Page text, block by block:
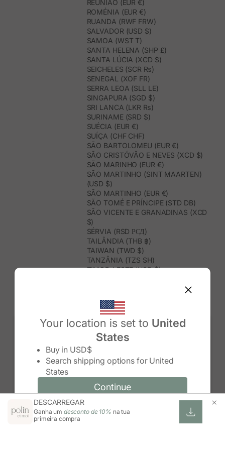
Your location is set to United
States
Buy in USD$
Search shipping options for United
States
Continue
Change country/region and language
Change country/region
Continue
REUNIÃO (EUR €)
ROMÉNIA (EUR €)
RUANDA (RWF FRW)
SALVADOR (USD $)
SAMOA (WST T)
SANTA HELENA (SHP £)
SANTA LÚCIA (XCD $)
SEICHELES (SCR ₨)
SENEGAL (XOF FR)
SERRA LEOA (SLL LE)
SINGAPURA (SGD $)
SRI LANCA (LKR ₨)
SURINAME (SRD $)
SUÉCIA (EUR €)
SUÍÇA (CHF CHF)
SÃO BARTOLOMEU (EUR €)
SÃO CRISTÓVÃO E NEVES (XCD $)
SÃO MARINHO (EUR €)
SÃO MARTINHO (SINT MAARTEN)
(USD $)
SÃO MARTINHO (EUR €)
SÃO TOMÉ E PRÍNCIPE (STD DB)
SÃO VICENTE E GRANADINAS (XCD
$)
SÉRVIA (RSD РСД)
TAILÂNDIA (THB ฿)
TAIWAN (TWD $)
TANZÂNIA (TZS SH)
TIMOR-LESTE (USD $)
TRINDADE E TOBAGO (TTD $)
TUNÍSIA (USD $)
TURQUEMENISTÃO (USD $)
TURQUIA (TRY ₺)
TUVALU (AUD $)
UGANDA (UGX USH)
URUGUAI (UYU $U)
USBEQUISTÃO (UZS SO'M)
VENEZUELA (USD $)
VIETNAME (VND ₫)
WALLIS E FUTUNA (XPF FR)
ZIMBABUÉ (USD $)
DESCARREGAR
Ganha um desconto de 10% na tua
primeira compra